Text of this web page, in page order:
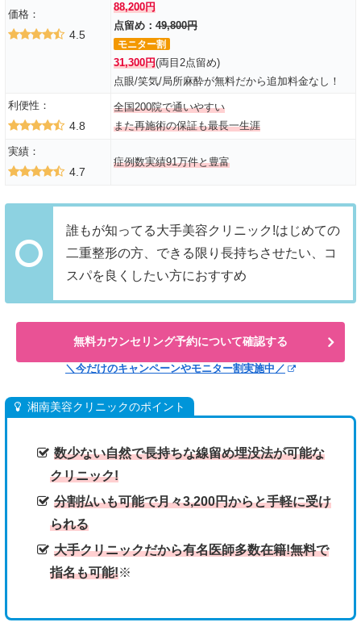
価格：
4.5
88,200円
点留め： 49,800円
モニター割
31,300円(両目2点留め)
点眼/笑気/局所麻酔が無料だから追加料金なし！
利便性：
4.8
全国200院で通いやすい
また再施術の保証も最長一生涯
実績：
4.7
症例数実績91万件と豊富
誰もが知ってる大手美容クリニック!はじめての
二重整形の方、できる限り長持ちさせたい、コ
スパを良くしたい方におすすめ
無料カウンセリング予約について確認する
＼今だけのキャンペーンやモニター割実施中／
湘南美容クリニックのポイント
数少ない自然で長持ちな線留め埋没法が可能な
クリニック!
分割払いも可能で月々3,200円からと手軽に受け
られる
大手クリニックだから有名医師多数在籍!無料で
指名も可能!※